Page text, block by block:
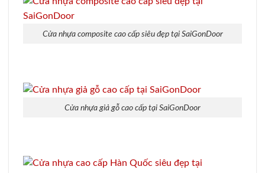
Cửa nhựa composite cao cấp siêu đẹp tại SaiGonDoor
Cửa nhựa giả gỗ cao cấp tại SaiGonDoor